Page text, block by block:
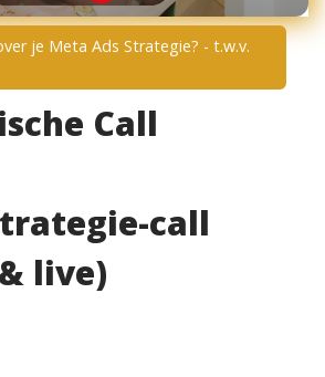
je Meta Ads Strategie? - t.w.v.
Call
call
live)